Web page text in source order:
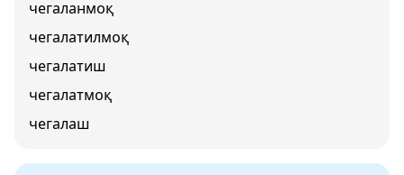
чегаланмоқ
чегалатилмоқ
чегалатиш
чегалатмоқ
чегалаш